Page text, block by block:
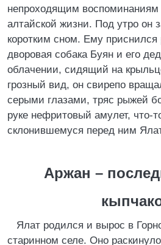
непроходящим воспоминаниям
алтайской жизни. Под утро он
коротким сном. Ему приснился
дворовая собака Буян и его
облачении, сидящий на
грозный вид, он свирепо
серыми глазами, тряс рыжей
руке нефритовый амулет, что-
склонившемуся перед ним
Аржан –
Ялат родился и вырос в
старинном селе. Оно